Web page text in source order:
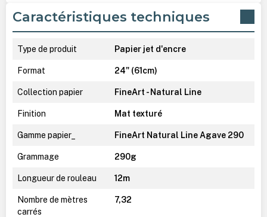
Caractéristiques techniques
Type de produit Papier jet d'encre
Format 24" (61cm)
Collection papier FineArt - Natural Line
Finition Mat texturé
Gamme papier_ FineArt Natural Line Agave 290
Grammage 290g
Longueur de rouleau 12m
Nombre de mètres
carrés
7,32